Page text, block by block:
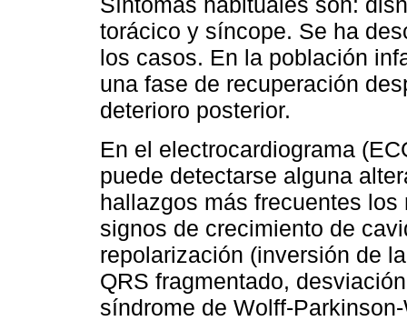
torácico y síncope. Se ha
los casos. En la población
una fase de recuperación
deterioro posterior.
En el electrocardiograma
puede detectarse alguna
hallazgos más frecuentes
signos de crecimiento de
repolarización (inversión de
QRS fragmentado,
síndrome de Wolff-